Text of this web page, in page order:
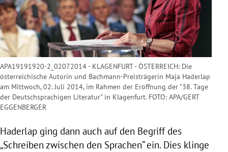
APA19191920-2_02072014 - KLAGENFURT - ÖSTERREICH: Die
österreichische Autorin und Bachmann-Preisträgerin Maja Haderlap
am Mittwoch, 02. Juli 2014, im Rahmen der Eröffnung der "38. Tage
der Deutschsprachigen Literatur" in Klagenfurt. FOTO: APA/GERT
EGGENBERGER
Haderlap ging dann auch auf den Begriff des
„Schreiben zwischen den Sprachen“ ein. Dies klinge